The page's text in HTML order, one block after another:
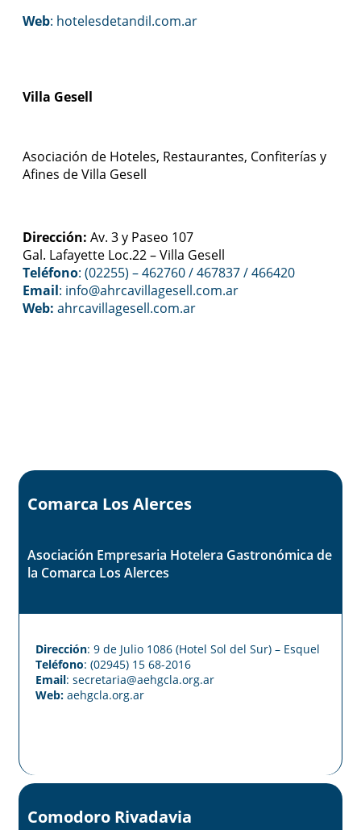
Web: hotelesdetandil.com.ar
Villa Gesell
Asociación de Hoteles, Restaurantes, Confiterías y
Afines de Villa Gesell
Dirección: Av. 3 y Paseo 107
Gal. Lafayette Loc.22 – Villa Gesell
Teléfono: (02255) – 462760 / 467837 / 466420
Email: info@ahrcavillagesell.com.ar
Web: ahrcavillagesell.com.ar
Comarca Los Alerces
Asociación Empresaria Hotelera Gastronómica de
la Comarca Los Alerces
Dirección: 9 de Julio 1086 (Hotel Sol del Sur) – Esquel
Teléfono: (02945) 15 68-2016
Email: secretaria@aehgcla.org.ar
Web: aehgcla.org.ar
Comodoro Rivadavia